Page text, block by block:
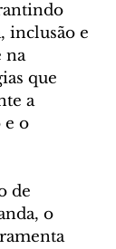
inclusão e
na
que
a
e o
de
o